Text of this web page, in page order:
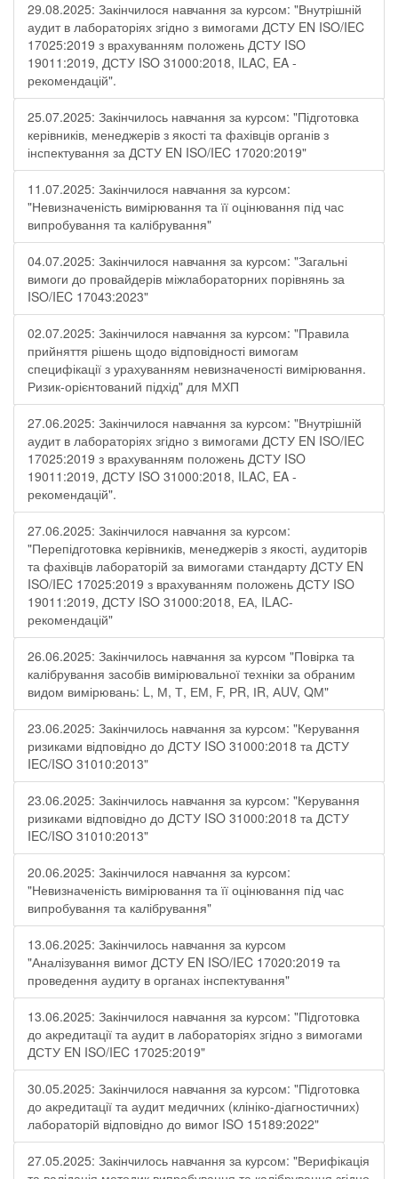
29.08.2025: Закінчилося навчання за курсом: "Внутрішній
аудит в лабораторіях згідно з вимогами ДСТУ EN ISO/IEC
17025:2019 з врахуванням положень ДСТУ ISO
19011:2019, ДСТУ ISO 31000:2018, ILAC, EA -
рекомендацій".
25.07.2025: Закінчилось навчання за курсом: "Підготовка
керівників, менеджерів з якості та фахівців органів з
інспектування за ДСТУ EN ISO/IEC 17020:2019"
11.07.2025: Закінчилося навчання за курсом:
"Невизначеність вимірювання та її оцінювання під час
випробування та калібрування"
04.07.2025: Закінчилося навчання за курсом: "Загальні
вимоги до провайдерів міжлабораторних порівнянь за
ISO/IEC 17043:2023"
02.07.2025: Закінчилося навчання за курсом: "Правила
прийняття рішень щодо відповідності вимогам
специфікації з урахуванням невизначеності вимірювання.
Ризик-орієнтований підхід" для МХП
27.06.2025: Закінчилося навчання за курсом: "Внутрішній
аудит в лабораторіях згідно з вимогами ДСТУ EN ISO/IEC
17025:2019 з врахуванням положень ДСТУ ISO
19011:2019, ДСТУ ISO 31000:2018, ILAC, EA -
рекомендацій".
27.06.2025: Закінчилося навчання за курсом:
"Перепідготовка керівників, менеджерів з якості, аудиторів
та фахівців лабораторій за вимогами стандарту ДСТУ EN
ISO/IEC 17025:2019 з врахуванням положень ДСТУ ISO
19011:2019, ДСТУ ISO 31000:2018, ЕА, ILAC-
рекомендацій"
26.06.2025: Закінчилось навчання за курсом "Повірка та
калібрування засобів вимірювальної техніки за обраним
видом вимірювань: L, М, Т, ЕМ, F, РR, ІR, АUV, QМ"
23.06.2025: Закінчилось навчання за курсом: "Керування
ризиками відповідно до ДСТУ ISO 31000:2018 та ДСТУ
IEC/ISO 31010:2013"
23.06.2025: Закінчилось навчання за курсом: "Керування
ризиками відповідно до ДСТУ ISO 31000:2018 та ДСТУ
IEC/ISO 31010:2013"
20.06.2025: Закінчилося навчання за курсом:
"Невизначеність вимірювання та її оцінювання під час
випробування та калібрування"
13.06.2025: Закінчилось навчання за курсом
"Аналізування вимог ДСТУ EN ISO/IEC 17020:2019 та
проведення аудиту в органах інспектування"
13.06.2025: Закінчилося навчання за курсом: "Підготовка
до акредитації та аудит в лабораторіях згідно з вимогами
ДСТУ EN ISO/IEC 17025:2019"
30.05.2025: Закінчилося навчання за курсом: "Підготовка
до акредитації та аудит медичних (клініко-діагностичних)
лабораторій відповідно до вимог ISO 15189:2022"
27.05.2025: Закінчилось навчання за курсом: "Верифікація